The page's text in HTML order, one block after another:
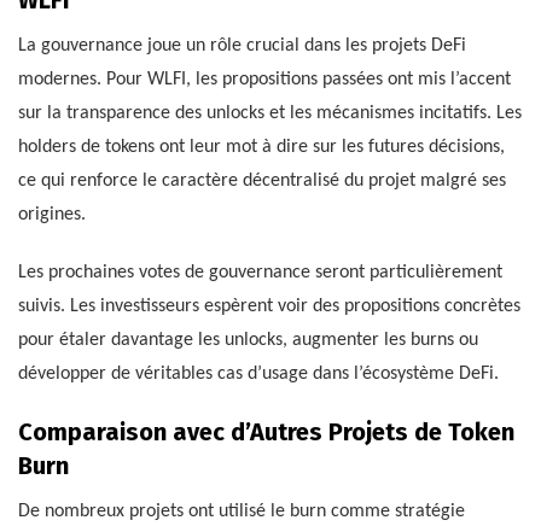
La gouvernance joue un rôle crucial dans les projets DeFi
modernes. Pour WLFI, les propositions passées ont mis l’accent
sur la transparence des unlocks et les mécanismes incitatifs. Les
holders de tokens ont leur mot à dire sur les futures décisions,
ce qui renforce le caractère décentralisé du projet malgré ses
origines.
Les prochaines votes de gouvernance seront particulièrement
suivis. Les investisseurs espèrent voir des propositions concrètes
pour étaler davantage les unlocks, augmenter les burns ou
développer de véritables cas d’usage dans l’écosystème DeFi.
Comparaison avec d’Autres Projets de Token
Burn
De nombreux projets ont utilisé le burn comme stratégie